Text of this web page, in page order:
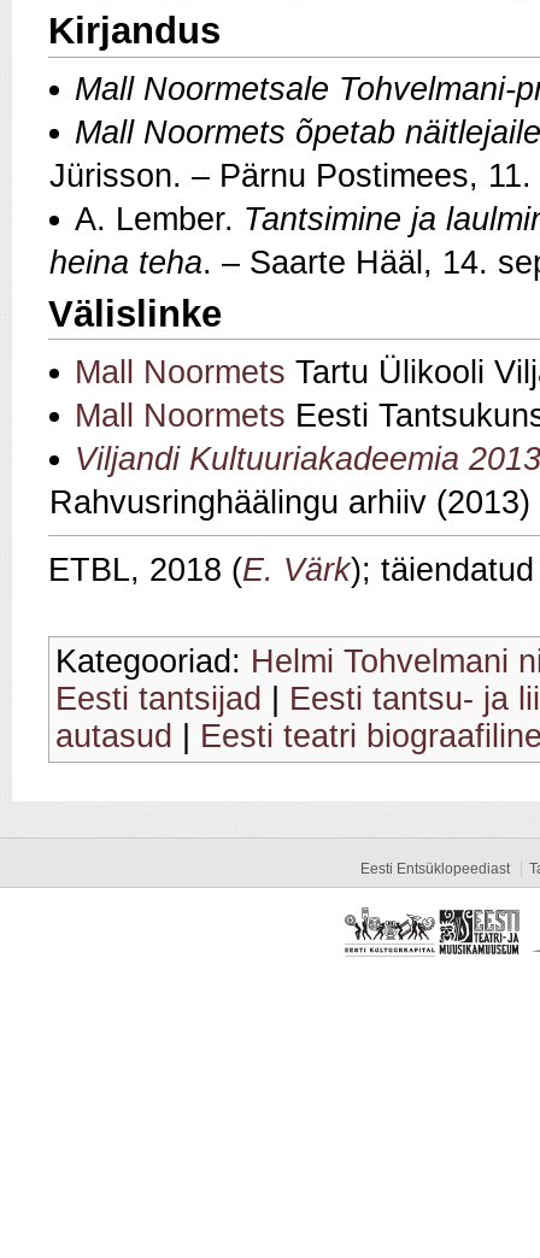
Kirjandus
Mall Noormetsale Tohvelmani-
Mall Noormets õpetab
Jürisson. – Pärnu Postimees,
A. Lember. Tantsimine ja
heina teha. – Saarte Hääl, 14.
Välislinke
Mall Noormets Tartu Ülikooli
Mall Noormets Eesti
Viljandi Kultuuriakadeemia
Rahvusringhäälingu arhiiv (2013)
ETBL, 2018 (E. Värk);
Kategooriad: Helmi Tohvelmani
Eesti tantsijad
Eesti tantsu- ja
autasud
Eesti teatri
Eesti Entsüklopeediast